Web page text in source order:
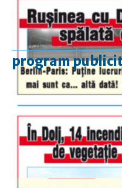
program
luni-vineri
duminică